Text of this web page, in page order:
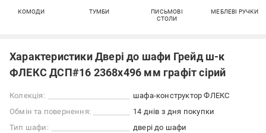
КОМОДИ ТУМБИ
ПИСЬМОВІ
СТОЛИ
МЕБЛЕВІ РУЧКИ
Характеристики Двері до шафи Грейд ш-к
ФЛЕКС ДСП#16 2368х496 мм графіт сірий
Колекція:
шафа-конструктор ФЛЕКС
Обмін та повернення:
14 днів з дня покупки
Тип шафи:
двері до шафи